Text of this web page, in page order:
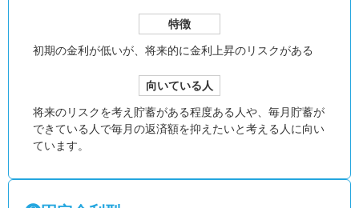
特徴
初期の金利が低いが、 将来的に金利上昇のリスクがある
向いている人
将来のリスクを考え貯蓄がある程度ある人や、毎月貯蓄が
できている人で毎月の返済額を抑えたいと考える人に向い
ています。